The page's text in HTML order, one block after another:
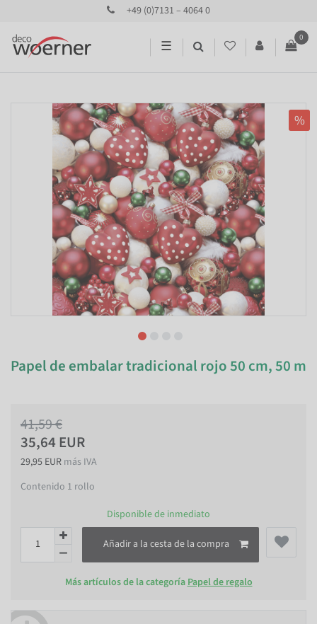
+49 (0)7131 – 4064 0
☰
0
%
Papel de embalar tradicional rojo 50 cm, 50 m
41,59 €
35,64 EUR
29,95 EUR más IVA
Contenido 1 rollo
Disponible de inmediato
Añadir a la cesta de la compra
Más artículos de la categoría Papel de regalo